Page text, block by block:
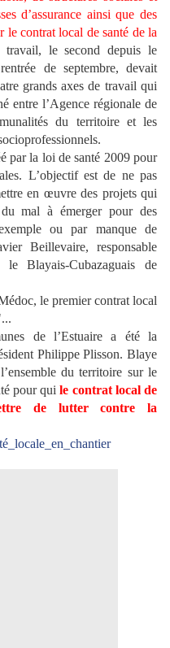
d’assurance ainsi que des
le contrat local de santé de la
le second depuis le
de septembre, devait
grands axes de travail qui
entre l’Agence régionale de
du territoire et les
par la loi de santé 2009 pour
L’objectif est de ne pas
en œuvre des projets qui
mal à émerger pour des
ou par manque de
Beillevaire, responsable
Blayais-Cubazaguais de
le premier contrat local
de l’Estuaire a été la
Philippe Plisson. Blaye
du territoire sur le
pour quile contrat local de
de lutter contre la